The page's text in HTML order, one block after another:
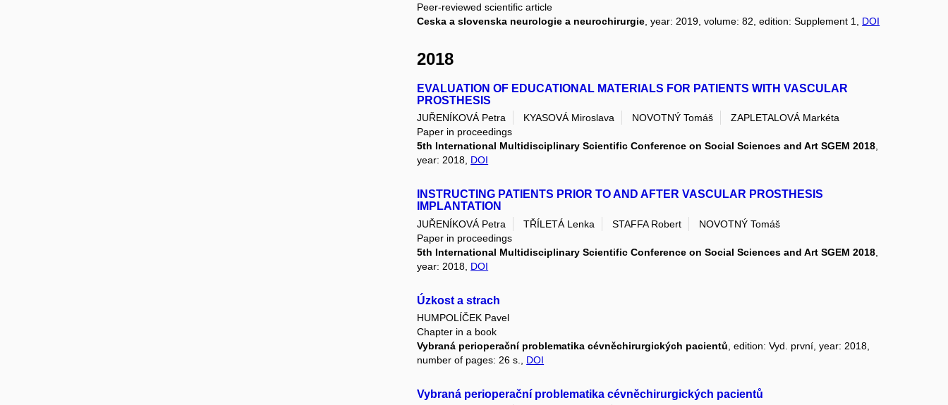
Peer-reviewed scientific article
Ceska a slovenska neurologie a neurochirurgie , year: 2019, volume: 82, edition: Supplement 1, DOI
2018
EVALUATION OF EDUCATIONAL MATERIALS FOR PATIENTS WITH VASCULAR
PROSTHESIS
JUŘENÍKOVÁ Petra KYASOVÁ Miroslava NOVOTNÝ Tomáš
ZAPLETALOVÁ Markéta
Paper in proceedings
5th International Multidisciplinary Scientific Conference on Social Sciences and Art SGEM 2018,
year: 2018, DOI
INSTRUCTING PATIENTS PRIOR TO AND AFTER VASCULAR PROSTHESIS
IMPLANTATION
JUŘENÍKOVÁ Petra TŘÍLETÁ Lenka STAFFA Robert
NOVOTNÝ Tomáš
Paper in proceedings
5th International Multidisciplinary Scientific Conference on Social Sciences and Art SGEM 2018
year: 2018, DOI
Úzkost a strach
HUMPOLÍČEK Pavel
Chapter in a book
Vybraná perioperační problematika cévněchirurgických pacientů , edition: Vyd. první, year: 2018,
number of pages: 26 s., DOI
Vybraná perioperační problematika cévněchirurgických pacientů